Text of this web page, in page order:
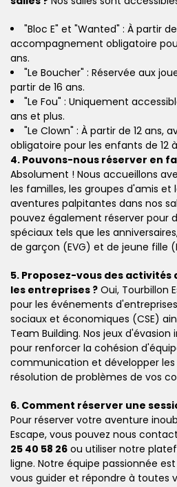
"Bloc E" et "Wanted" : À partir
accompagnement obligatoire
ans.
"Le Boucher" : Réservée aux
partir de 16 ans.
"Le Fou" : Uniquement
ans et plus.
"Le Clown" : À partir de 12
obligatoire pour les enfants de 12 à
4. Pouvons-nous réserver en
Absolument ! Nous accueillons
les familles, les groupes d'amis et
aventures palpitantes dans nos
pouvez également réserver pour
spéciaux tels que les
de garçon (EVG) et de jeune fille
5. Proposez-vous des activités
les entreprises ? Oui, Tourbillon
pour les événements
sociaux et économiques (CSE)
Team Building. Nos jeux
pour renforcer la cohésion
communication et développer
résolution de problèmes de vos
6. Comment réserver une
Pour réserver votre aventure
Escape, vous pouvez nous
25 40 58 26 ou utiliser notre
ligne. Notre équipe passionnée
vous guider et répondre à toutes